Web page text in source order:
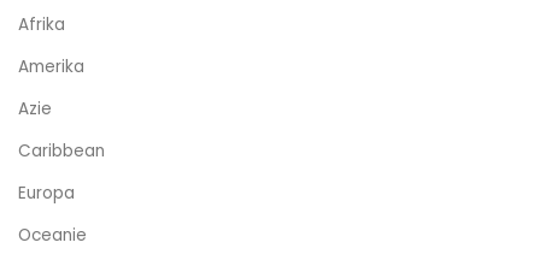
Afrika
Amerika
Azie
Caribbean
Europa
Oceanie